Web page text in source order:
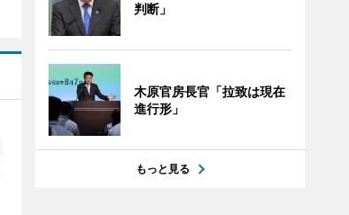
判断」
木原官房長官「拉致は現在
進行形」
もっと見る